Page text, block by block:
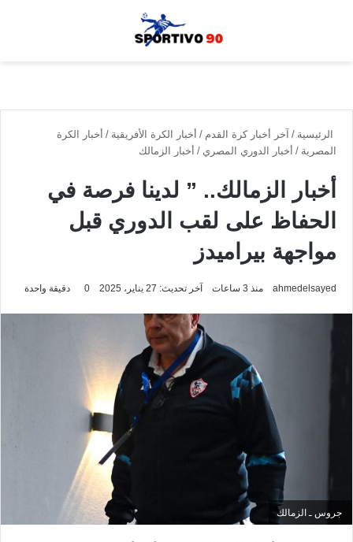
الرئيسية / آخر أخبار كرة القدم / أخبار الكرة الأفريقية / أخبار الكرة
المصرية / أخبار الدوري المصري / أخبار الزمالك
أخبار الزمالك.. ” لدينا فرصة في
الحفاظ على لقب الدوري قبل
مواجهة بيراميدز
ahmedelsayed منذ 3 ساعات آخر تحديث: 27 يناير، 2025 0 دقيقة واحدة
جروس ـ الزمالك